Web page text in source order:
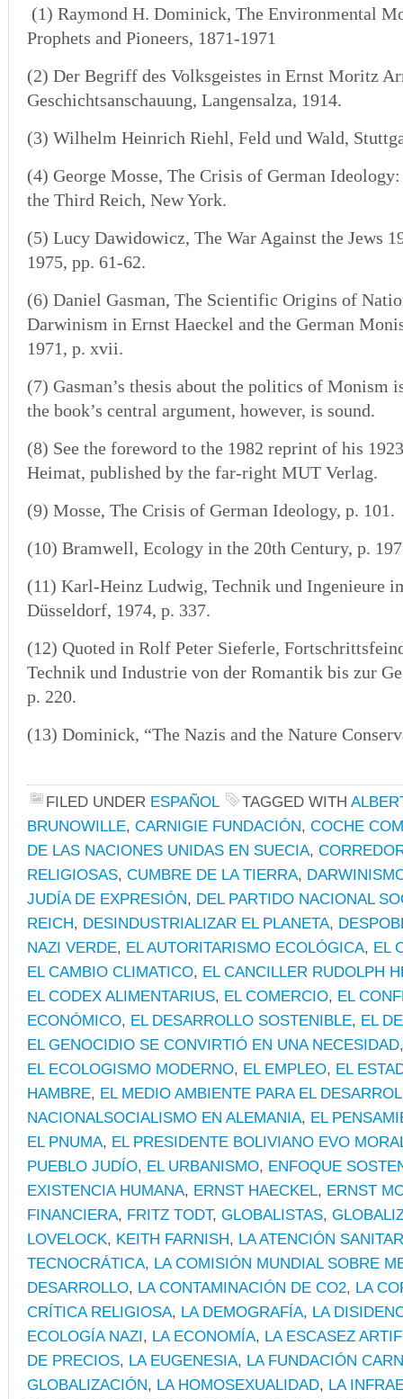
(1) Raymond H. Dominick, The Environmental
Prophets and Pioneers, 1871-1971
(2) Der Begriff des Volksgeistes in Ernst Moritz
Geschichtsanschauung, Langensalza, 1914.
(3) Wilhelm Heinrich Riehl, Feld und Wald,
(4) George Mosse, The Crisis of German
the Third Reich, New York.
(5) Lucy Dawidowicz, The War Against the Jews
1975, pp. 61-62.
(6) Daniel Gasman, The Scientific Origins of
Darwinism in Ernst Haeckel and the German
1971, p. xvii.
(7) Gasman’s thesis about the politics of Monism
the book’s central argument, however, is sound.
(8) See the foreword to the 1982 reprint of his
Heimat, published by the far-right MUT Verlag.
(9) Mosse, The Crisis of German Ideology, p. 101.
(10) Bramwell, Ecology in the 20th Century, p.
(11) Karl-Heinz Ludwig, Technik und Ingenieure
Düsseldorf, 1974, p. 337.
(12) Quoted in Rolf Peter Sieferle,
Technik und Industrie von der Romantik bis zur
p. 220.
(13) Dominick, “The Nazis and the Nature
FILED UNDER ESPAÑOL TAGGED WITH
BRUNOWILLE, CARNIGIE FUNDACIÓN, COCHE
DE LAS NACIONES UNIDAS EN SUECIA,
RELIGIOSAS, CUMBRE DE LA TIERRA,
JUDÍA DE EXPRESIÓN, DEL PARTIDO NACIONAL
REICH, DESINDUSTRIALIZAR EL PLANETA,
NAZI VERDE, EL AUTORITARISMO ECOLÓGICA, EL
EL CAMBIO CLIMATICO, EL CANCILLER RUDOLPH
EL CODEX ALIMENTARIUS, EL COMERCIO, EL
ECONÓMICO, EL DESARROLLO SOSTENIBLE, EL
EL GENOCIDIO SE CONVIRTIÓ EN UNA NECESIDAD
EL ECOLOGISMO MODERNO, EL EMPLEO, EL
HAMBRE, EL MEDIO AMBIENTE PARA EL
NACIONALSOCIALISMO EN ALEMANIA, EL
EL PNUMA, EL PRESIDENTE BOLIVIANO EVO
PUEBLO JUDÍO, EL URBANISMO, ENFOQUE
EXISTENCIA HUMANA, ERNST HAECKEL, ERNST
FINANCIERA, FRITZ TODT, GLOBALISTAS,
LOVELOCK, KEITH FARNISH, LA ATENCIÓN
TECNOCRÁTICA, LA COMISIÓN MUNDIAL SOBRE
DESARROLLO, LA CONTAMINACIÓN DE CO2, LA
CRÍTICA RELIGIOSA, LA DEMOGRAFÍA, LA
ECOLOGÍA NAZI, LA ECONOMÍA, LA ESCASEZ
DE PRECIOS, LA EUGENESIA, LA FUNDACIÓN
GLOBALIZACIÓN, LA HOMOSEXUALIDAD, LA